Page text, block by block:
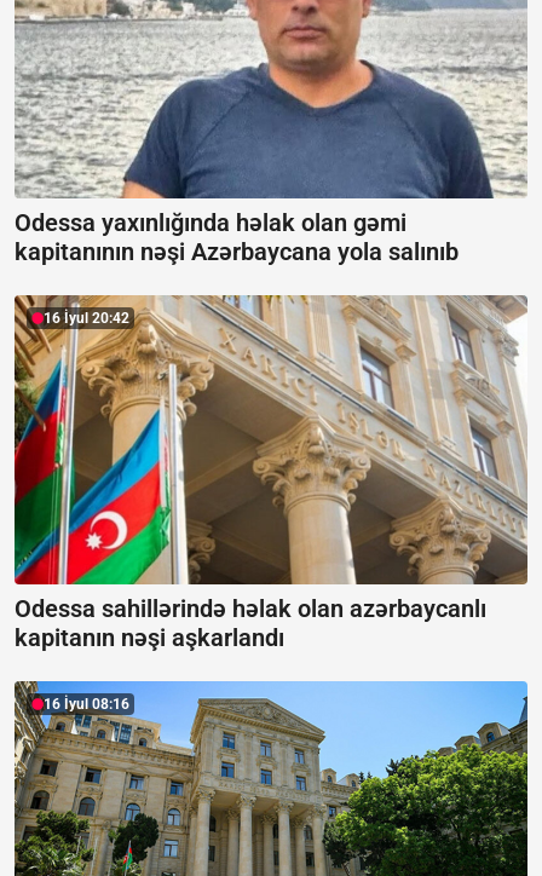
Odessa yaxınlığında həlak olan gəmi
kapitanının nəşi Azərbaycana yola salınıb
16 İyul 20:42
Odessa sahillərində həlak olan azərbaycanlı
kapitanın nəşi aşkarlandı
16 İyul 08:16